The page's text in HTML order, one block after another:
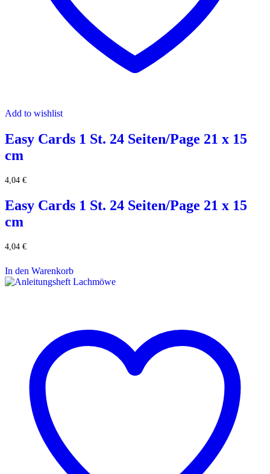
Add to wishlist
Easy Cards 1 St. 24 Seiten/Page 21 x 15
cm
4,04 €
Easy Cards 1 St. 24 Seiten/Page 21 x 15
cm
4,04 €
In den Warenkorb